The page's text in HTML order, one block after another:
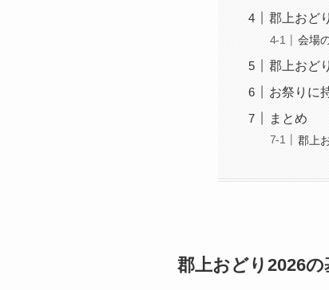
郡上おど
会場
郡上おど
お祭りに
まとめ
郡上
郡上おどり2026の